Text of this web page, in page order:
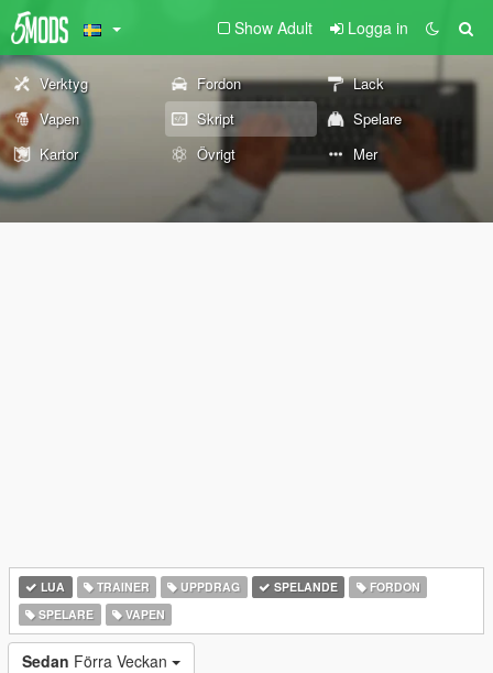
Show Adult Logga in
Verktyg Fordon
Lack
Vapen
Skript
Spelare
Kartor
Övrigt Mer
LUA TRAINER UPPDRAG SPELANDE
FORDON
SPELARE
VAPEN
Sedan Förra Veckan